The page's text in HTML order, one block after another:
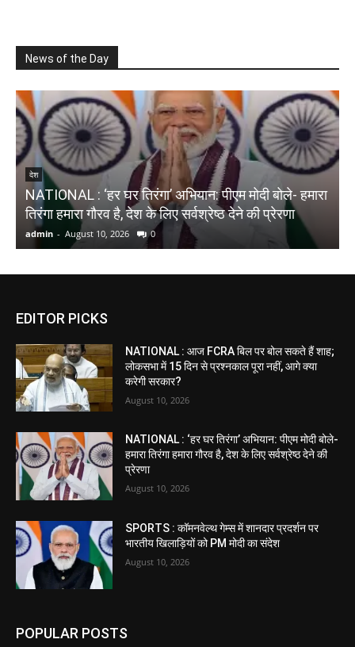
News of the Day
देश
NATIONAL : ‘हर घर तिरंगा’ अभियान: पीएम मोदी बोले- हमारा
तिरंगा हमारा गौरव है, देश के लिए सर्वश्रेष्ठ देने की प्रेरणा
admin - August 10, 2026 0
EDITOR PICKS
NATIONAL : आज FCRA बिल पर बोल सकते हैं शाह;
लोकसभा में 15 दिन से प्रश्नकाल पूरा नहीं, आगे क्या
करेगी सरकार?
August 10, 2026
NATIONAL : ‘हर घर तिरंगा’ अभियान: पीएम मोदी बोले-
हमारा तिरंगा हमारा गौरव है, देश के लिए सर्वश्रेष्ठ देने की
प्रेरणा
August 10, 2026
SPORTS : कॉमनवेल्थ गेम्स में शानदार प्रदर्शन पर
भारतीय खिलाड़ियों को PM मोदी का संदेश
August 10, 2026
POPULAR POSTS